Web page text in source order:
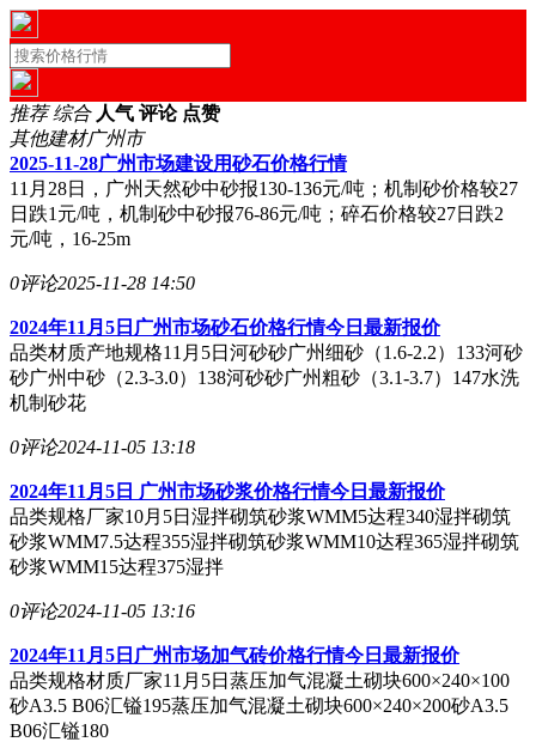
推荐 综合 人气 评论 点赞
其他建材广州市
2025-11-28广州市场建设用砂石价格行情
11月28日，广州天然砂中砂报130-136元/吨；机制砂价格较27
日跌1元/吨，机制砂中砂报76-86元/吨；碎石价格较27日跌2
元/吨，16-25m
0评论2025-11-28 14:50
2024年11月5日广州市场砂石价格行情今日最新报价
品类材质产地规格11月5日河砂砂广州细砂（1.6-2.2）133河砂
砂广州中砂（2.3-3.0）138河砂砂广州粗砂（3.1-3.7）147水洗
机制砂花
0评论2024-11-05 13:18
2024年11月5日 广州市场砂浆价格行情今日最新报价
品类规格厂家10月5日湿拌砌筑砂浆WMM5达程340湿拌砌筑
砂浆WMM7.5达程355湿拌砌筑砂浆WMM10达程365湿拌砌筑
砂浆WMM15达程375湿拌
0评论2024-11-05 13:16
2024年11月5日广州市场加气砖价格行情今日最新报价
品类规格材质厂家11月5日蒸压加气混凝土砌块600×240×100
砂A3.5 B06汇镒195蒸压加气混凝土砌块600×240×200砂A3.5
B06汇镒180